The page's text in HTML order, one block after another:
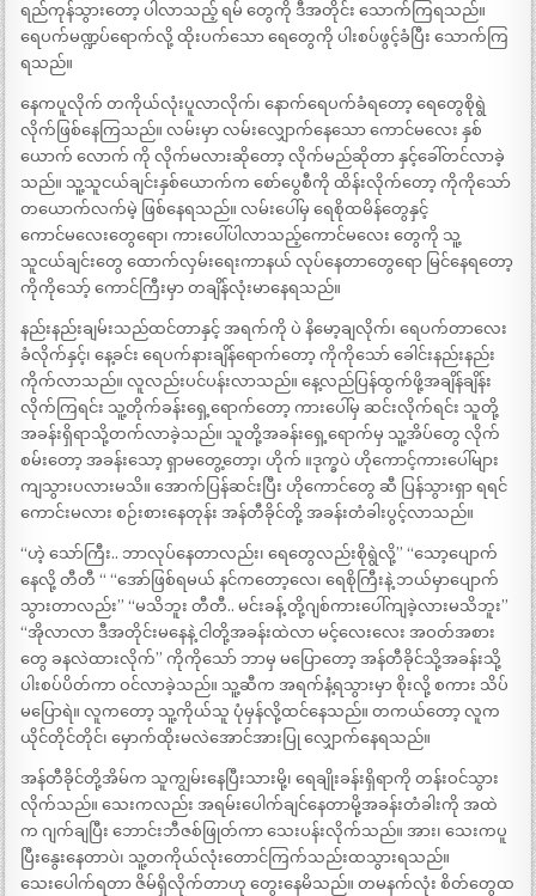
ရည်ကုန်သွားတော့ ပါလာသည့် ရမ် တွေကို ဒီအတိုင်း သောက်ကြရသည်။
ရေပက်မဏ္ဍပ်ရောက်လို့ ထိုးပက်သော ရေတွေကို ပါးစပ်ဖွင့်ခံပြီး သောက်ကြ
ရသည်။
နေကပူလိုက် တကိုယ်လုံးပူလာလိုက်၊ နောက်ရေပက်ခံရတော့ ရေတွေစိုရွဲ
လိုက်ဖြစ်နေကြသည်။ လမ်းမှာ လမ်းလျှောက်နေသော ကောင်မလေး နှစ်
ယောက် လောက် ကို လိုက်မလားဆိုတော့ လိုက်မည်ဆိုတာ နှင့်ခေါ်တင်လာခဲ့
သည်။ သူ့သူငယ်ချင်းနှစ်ယောက်က စော်ပွေစီကို ထိန်းလိုက်တော့ ကိုကိုသော်
တယောက်လက်မဲ့ ဖြစ်နေရသည်။ လမ်းပေါ်မှ ရေစိုထမိန်တွေနှင့်
ကောင်မလေးတွေရော၊ ကားပေါ်ပါလာသည့်ကောင်မလေး တွေကို သူ့
သူငယ်ချင်းတွေ ထောက်လှမ်းရေးကာနယ် လုပ်နေတာတွေရော မြင်နေရတော့
ကိုကိုသော့် ကောင်ကြီးမှာ တချိန်လုံးမာနေရသည်။
နည်းနည်းချမ်းသည်ထင်တာနှင့် အရက်ကို ပဲ နိမော့ချလိုက်၊ ရေပက်တာလေး
ခံလိုက်နှင့်၊ နေ့ခင်း ရေပက်နားချိန်ရောက်တော့ ကိုကိုသော် ခေါင်းနည်းနည်း
ကိုက်လာသည်။ လူလည်းပင်ပန်းလာသည်။ နေ့လည်ပြန်ထွက်ဖို့အချိန်ချိန်း
လိုက်ကြရင်း သူ့တိုက်ခန်းရှေ့ရောက်တော့ ကားပေါ်မှ ဆင်းလိုက်ရင်း သူတို့
အခန်းရှိရာသို့တက်လာခဲ့သည်။ သူတို့အခန်းရှေ့ရောက်မှ သူ့အိပ်တွေ လိုက်
စမ်းတော့ အခန်းသော့ ရှာမတွေ့တော့၊ ဟိုက် ။ဒုက္ခပဲ ဟိုကောင့်ကားပေါ်များ
ကျသွားပလားမသိ။ အောက်ပြန်ဆင်းပြီး ဟိုကောင်တွေ ဆီ ပြန်သွားရှာ ရရင်
ကောင်းမလား စဉ်းစားနေတုန်း အန်တီခိုင်တို့ အခန်းတံခါးပွင့်လာသည်။
“ဟဲ့ သော်ကြီး.. ဘာလုပ်နေတာလည်း၊ ရေတွေလည်းစိုရွဲလို့” “သော့ပျောက်
နေလို့ တီတီ “ “အော်ဖြစ်ရမယ် နင်ကတော့လေ၊ ရေစိုကြီးနဲ့ ဘယ်မှာပျောက်
သွားတာလည်း” “မသိဘူး တီတီ.. မင်းခန့် တို့ဂျစ်ကားပေါ်ကျခဲ့လားမသိဘူး”
“အိုလာလာ ဒီအတိုင်းမနေနဲ့ ငါတို့အခန်းထဲလာ မင့်လေးလေး အဝတ်အစား
တွေ ခနလဲထားလိုက်” ကိုကိုသော် ဘာမှ မပြောတော့ အန်တီခိုင်သို့အခန်းသို့
ပါးစပ်ပိတ်ကာ ဝင်လာခဲ့သည်။ သူ့ဆီက အရက်နံ့ရသွားမှာ စိုးလို့ စကား သိပ်
မပြောရဲ။ လူကတော့ သူ့ကိုယ်သူ ပုံမှန်လို့ထင်နေသည်။ တကယ်တော့ လူက
ယိုင်တိုင်တိုင်၊ မှောက်ထိုးမလဲအောင်အားပြု လျှောက်နေရသည်။
အန်တီခိုင်တို့အိမ်က သူကျွမ်းနေပြီးသားမို့၊ ရေချိုးခန်းရှိရာကို တန်းဝင်သွား
လိုက်သည်။ သေးကလည်း အရမ်းပေါက်ချင်နေတာမို့အခန်းတံခါးကို အထဲ
က ဂျက်ချပြီး ဘောင်းဘီဇစ်ဖြုတ်ကာ သေးပန်းလိုက်သည်။ အား၊ သေးကပူ
ပြီးနွေးနေတာပဲ၊ သူ့တကိုယ်လုံးတောင်ကြက်သည်းထသွားရသည်။
သေးပေါက်ရတာ ဇိမ်ရှိလိုက်တာဟု တွေးနေမိသည်။ တမနက်လုံး စိတ်တွေထ